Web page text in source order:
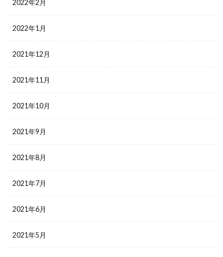
2022年2月
2022年1月
2021年12月
2021年11月
2021年10月
2021年9月
2021年8月
2021年7月
2021年6月
2021年5月